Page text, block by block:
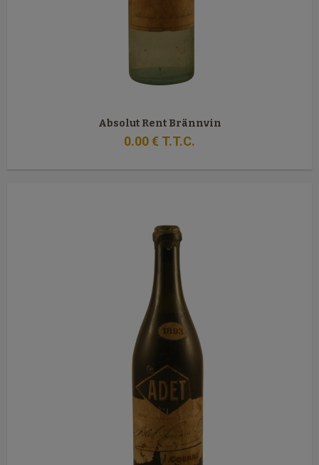
Absolut Rent Brännvin
0.00€ T.T.C.